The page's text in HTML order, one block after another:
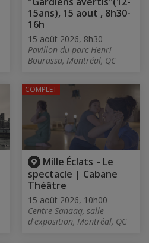
15ans), 15 aout , 8h30-
16h
15 août 2026, 8h30
Pavillon du parc Henri-
Bourassa, Montréal, QC
Mille Éclats - Le
spectacle | Cabane
Théâtre
15 août 2026, 10h00
Centre Sanaaq, salle
d'exposition, Montréal, QC
COMPLET